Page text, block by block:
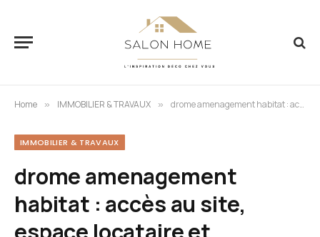
Home » IMMOBILIER & TRAVAUX » drome amenagement habitat : accès au site, espace locataire et démarches expliqués simplement
IMMOBILIER & TRAVAUX
drome amenagement
habitat : accès au site,